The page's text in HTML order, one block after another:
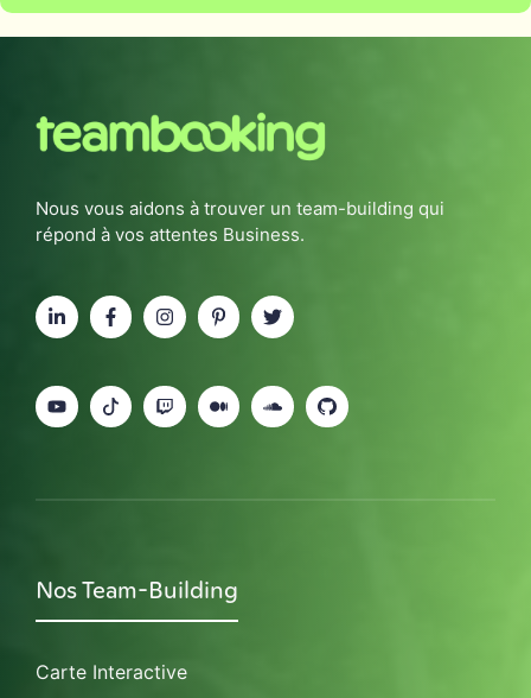
Nous vous aidons à trouver un team-building qui
répond à vos attentes Business.
Nos Team-Building
Carte Interactive